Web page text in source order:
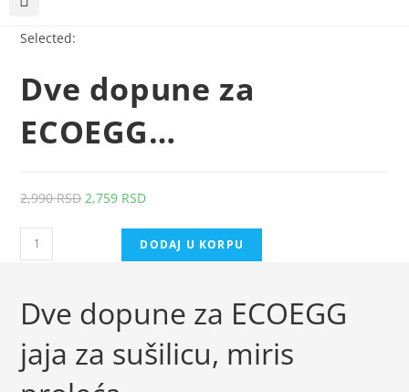
Selected:
Dve dopune za
ECOEGG…
2,990RSD 2,759 RSD
DODAJ U KORPU
Dve dopune za ECOEGG
jaja za sušilicu, miris